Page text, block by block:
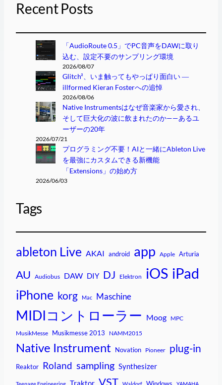
Recent Posts
「AudioRoute 0.5」でPC音声をDAWに取り
込む、設定不要のサンプリング環境
2026/08/07
Glitch²、いま触ってもやっぱり面白い ―
illformed Kieran Fosterへの追悼
2026/08/06
Native Instrumentsはなぜ音楽家から愛され、
そして巨大化の波に飲まれたのか——あるユ
ーザーの20年
2026/07/21
プログラミング不要！AIと一緒にAbleton Live
を最強にカスタムできる新機能
「Extensions」の始め方
2026/06/03
Tags
ableton Live AKAI android app Apple Arturia
AU Audiobus DAW DIY DJ Elektron iOS iPad
iPhone korg Mac Maschine
MIDIコントローラー Moog MPC
MusikMesse Musikmesse 2013 NAMM2015
Native Instrument Novation Pioneer plug-in
Reaktor Roland sampling Synthesizer
Traktor VST